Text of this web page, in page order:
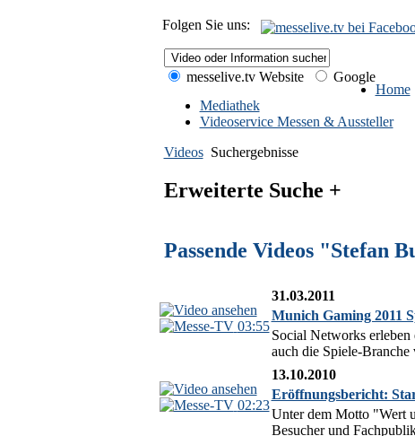
Folgen Sie uns:
messelive.tv Website
Google
Home
Mediathek
Videoservice Messen & Aussteller
Videos Suchergebnisse
Erweiterte Suche +
Passende Videos "Stefan
03:55
31.03.2011
Munich Gaming 2011
Social Networks
auch die Spiele-
02:23
13.10.2010
Eröffnungsbericht:
Unter dem Motto "Wert
Besucher und